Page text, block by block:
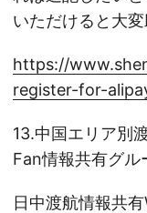
いただけると大
https://
register-for-
13.中国エリア別
Fan情報共有グル
日中渡航情報共